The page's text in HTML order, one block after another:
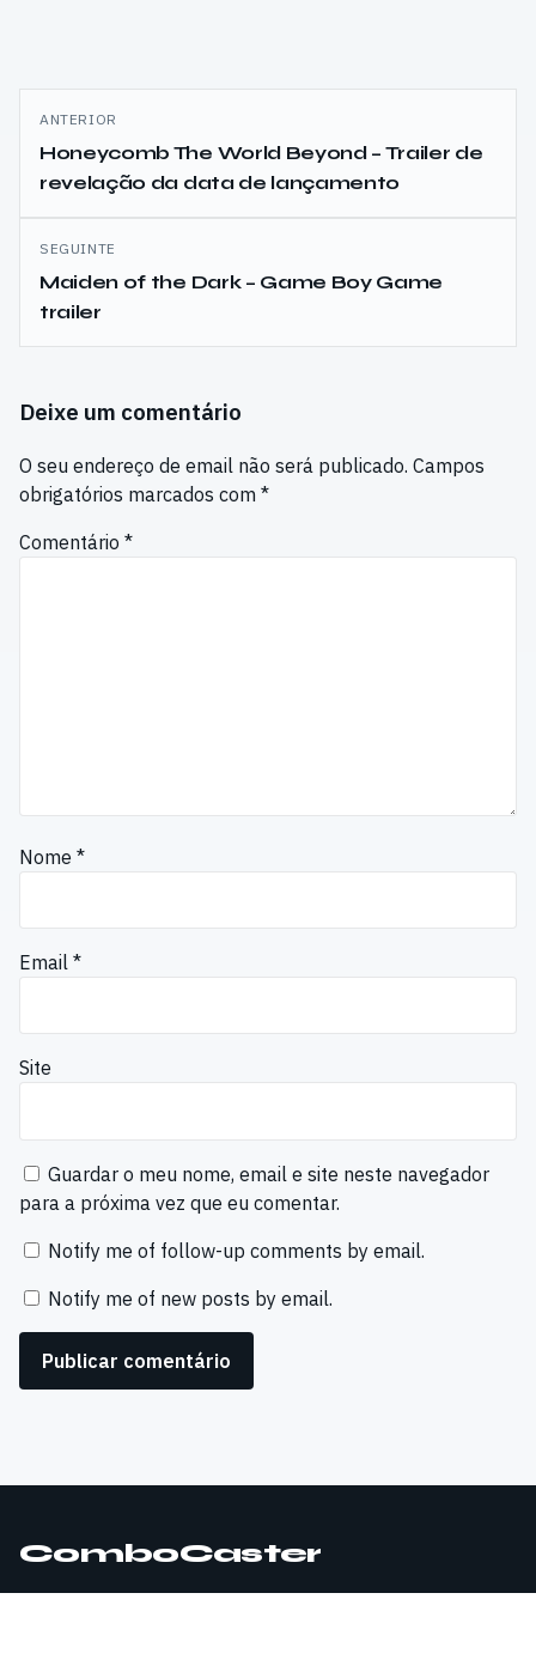
Navegação
de
artigos
ANTERIOR
Honeycomb The World Beyond – Trailer de
revelação da data de lançamento
SEGUINTE
Maiden of the Dark – Game Boy Game
trailer
Deixe um comentário
O seu endereço de email não será publicado. Campos
obrigatórios marcados com *
Comentário *
Nome *
Email *
Site
Guardar o meu nome, email e site neste navegador
para a próxima vez que eu comentar.
Notify me of follow-up comments by email.
Notify me of new posts by email.
ComboCaster